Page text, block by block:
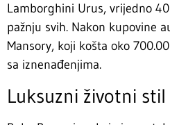
Lamborghini Urus, vrijedno
pažnju svih. Nakon kupovine
Mansory, koji košta oko
sa iznenađenjima.
Luksuzni životni stil